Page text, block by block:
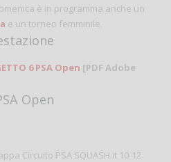
è in programma anche un
e un torneo femminile.
6 PSA Open [PDF Adobe
Open
Circuito PSA SQUASH.it 10-12